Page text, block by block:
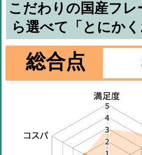
こだわりの国産フレ
ら選べて「とにかく
総合点